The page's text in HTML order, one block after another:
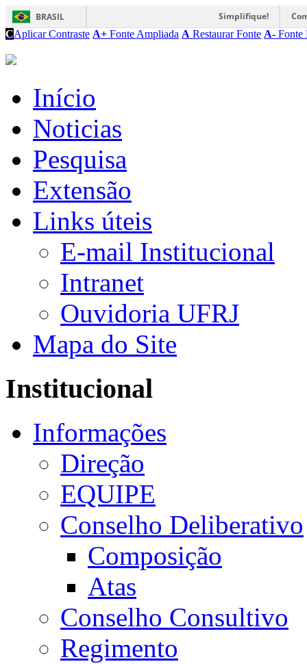
BRASIL Simplifique!
CAplicar Contraste A+ Fonte Ampliada A Restaurar Fonte A- Fonte
Início
Noticias
Pesquisa
Extensão
Links úteis
E-mail Institucional
Intranet
Ouvidoria UFRJ
Mapa do Site
Institucional
Informações
Direção
EQUIPE
Conselho Deliberativo
Composição
Atas
Conselho Consultivo
Regimento